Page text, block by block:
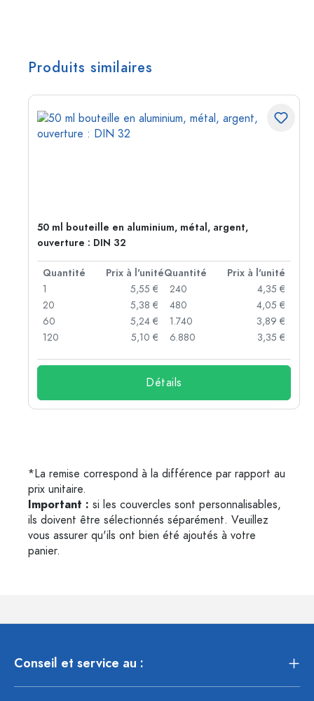
Produits similaires
50 ml bouteille en aluminium, métal, argent,
ouverture : DIN 32
Quantité Prix à l'unitéQuantité
Prix à l'unité
1
5,55 €
20
5,38 €
60
5,24 €
120
5,10 €
240
4,35 €
480
4,05 €
1.740
3,89 €
6.880
3,35 €
Détails
*La remise correspond à la différence par rapport au
prix unitaire.
Important : si les couvercles sont personnalisables,
ils doivent être sélectionnés séparément. Veuillez
vous assurer qu'ils ont bien été ajoutés à votre
panier.
Conseil et service au :